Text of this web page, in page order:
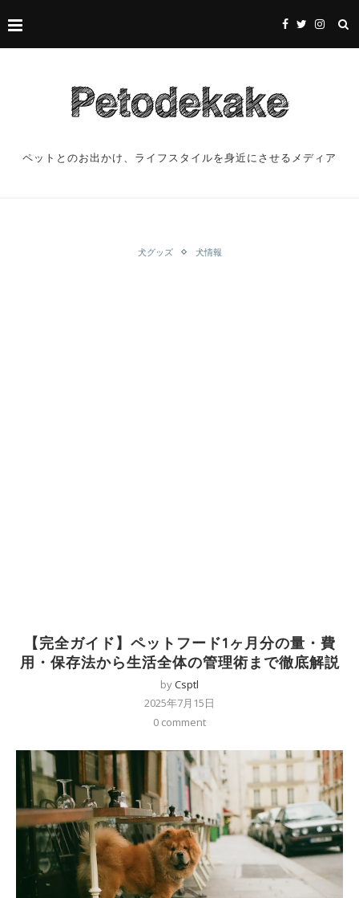
ペットとのお出かけ、ライフスタイルを身近にさせるメディア
犬グッズ 犬情報
【完全ガイド】ペットフード1ヶ月分の量・費
用・保存法から生活全体の管理術まで徹底解説
byCsptl
2025年7月15日
0 comment